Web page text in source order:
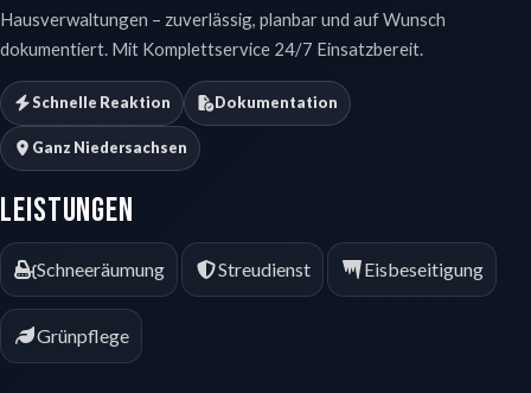
Hausverwaltungen – zuverlässig, planbar und auf Wunsch
dokumentiert. Mit Komplettservice 24/7 Einsatzbereit.
Schnelle Reaktion Dokumentation
Ganz Niedersachsen
Leistungen
Schneeräumung Streudienst Eisbeseitigung
Grünpflege